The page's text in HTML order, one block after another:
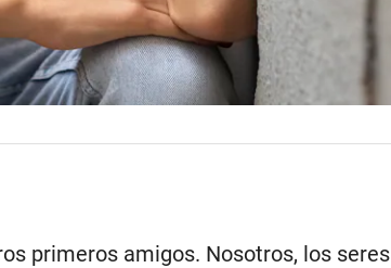
primeros amigos. Nosotros, los seres